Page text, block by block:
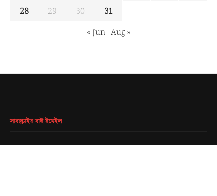
28
29 30
31
« Jun Aug »
সাবস্ক্রাইব বাই ইমেইল